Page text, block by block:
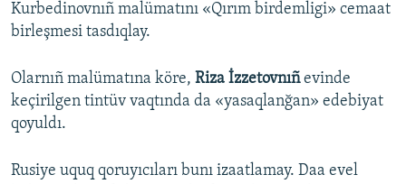
Kurbedinovnıñ malümatını «Qırım birdemligi» cemaat
birleşmesi tasdıqlay.
Olarnıñ malümatına köre, Riza İzzetovnıñevinde
keçirilgen tintüv vaqtında da «yasaqlanğan» edebiyat
qoyuldı.
Rusiye uquq qoruyıcıları bunı izaatlamay. Daa evel